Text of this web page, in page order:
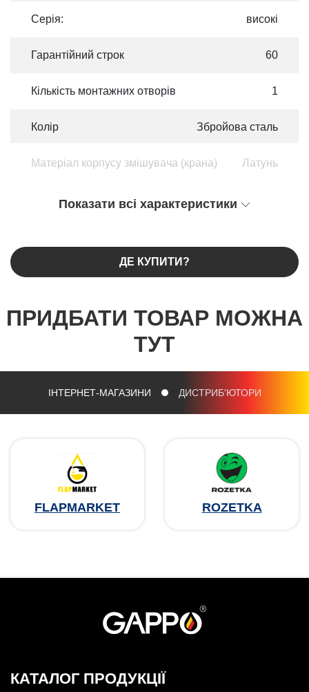
Серія: високі
Гарантійний строк 60
Кількість монтажних отворів 1
Колір Збройова сталь
Матеріал корпусу змішувача (крана) Латунь
Показати всі характеристики
ДЕ КУПИТИ?
ПРИДБАТИ ТОВАР МОЖНА
ТУТ
ІНТЕРНЕТ-МАГАЗИНИ ДИСТРИБ'ЮТОРИ
FLAPMARKET ROZETKA
КАТАЛОГ ПРОДУКЦІЇ